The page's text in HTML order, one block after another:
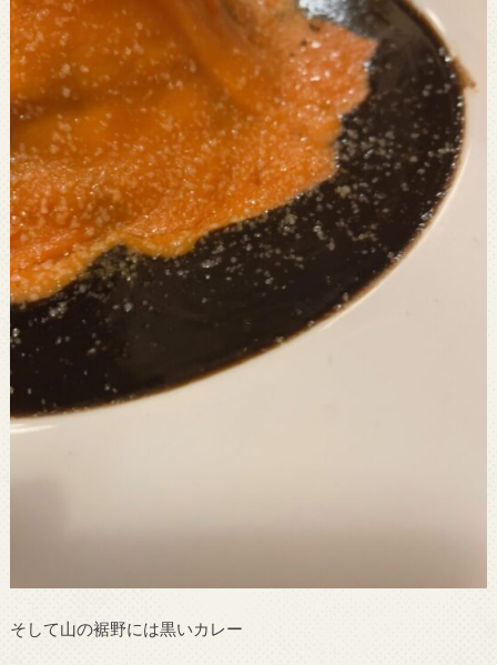
そして山の裾野には黒いカレー